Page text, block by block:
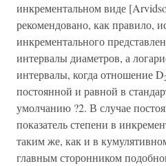
инкрементальном виде
рекомендовано, как правило,
инкрементального
интервалы диаметров, а
интервалы, когда отношение D
постоянной и равной в
умолчанию ?2. В случае
показатель степени в
таким же, как и в
главным сторонником